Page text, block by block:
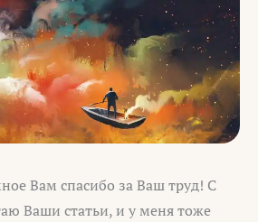
Вам спасибо за Ваш труд! С
Ваши статьи, и у меня тоже